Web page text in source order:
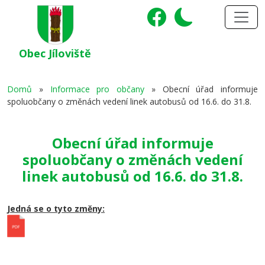
Obec Jíloviště
Domů » Informace pro občany » Obecní úřad informuje
spoluobčany o změnách vedení linek autobusů od 16.6. do 31.8.
Obecní úřad informuje
spoluobčany o změnách vedení
linek autobusů od 16.6. do 31.8.
Jedná se o tyto změny: